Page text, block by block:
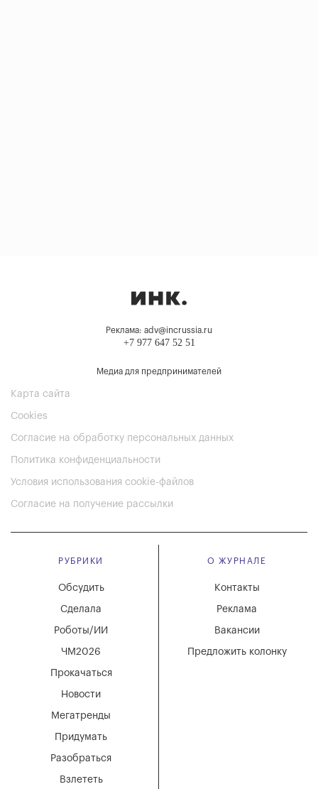
Реклама: adv@incrussia.ru
+7 977 647 52 51
Медиа для предпринимателей
Карта сайта
Cookies
Согласие на обработку персональных данных
Политика конфиденциальности
Условия использования cookie-файлов
Согласие на получение рассылки
РУБРИКИ
Мегатренды
Придумать
Разобраться
Взлететь
Новости
Обсудить
Сделала
Роботы/ИИ
ЧМ2026
Прокачаться
О ЖУРНАЛЕ
Вакансии
Реклама
Контакты
Предложить колонку